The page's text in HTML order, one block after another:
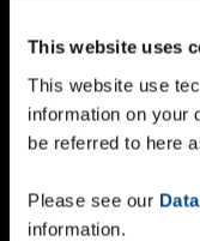
This website uses
This website use
information on your
be referred to here
Please see our
information.